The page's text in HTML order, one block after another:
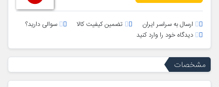
ارسال به سراسر ایران تضمین کیفیت کالا
سوالی دارید؟
دیدگاه خود را وارد کنید
مشخصات